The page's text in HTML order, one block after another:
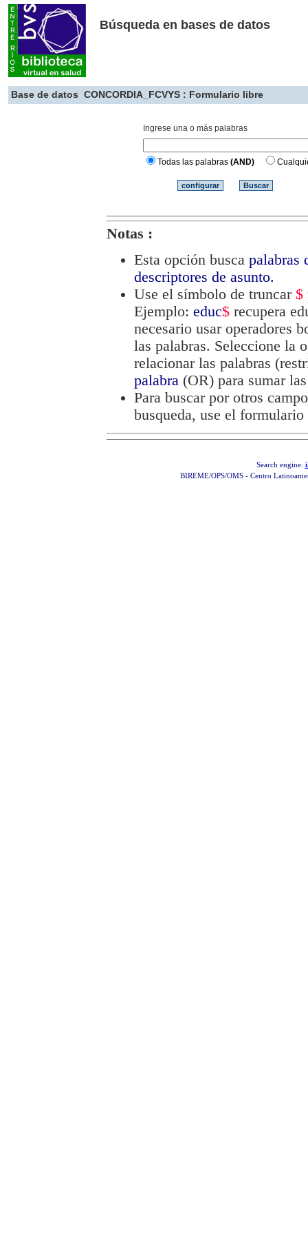
Búsqueda en bases de datos
Base de datos CONCORDIA_FCVYS : Formulario libre
Ingrese una o más palabras
Todas las palabras(AND)
Notas :
Esta opción buscapalabras
descriptores de asunto.
Use el símbolo de truncar $
Ejemplo:educ$ recupera
necesario usar operadores
las palabras. Seleccione la
relacionar las palabras
palabra (OR) para sumar
Para buscar por otros
busqueda, use el
Search engine:
BIREME/OPS/OMS - Centro